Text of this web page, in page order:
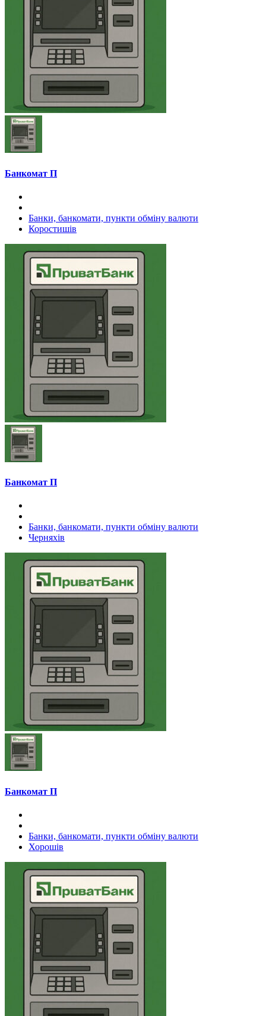
Банкомат П
Банки, банкомати, пункти обміну валюти
Коростишів
Банкомат П
Банки, банкомати, пункти обміну валюти
Черняхів
Банкомат П
Банки, банкомати, пункти обміну валюти
Хорошів